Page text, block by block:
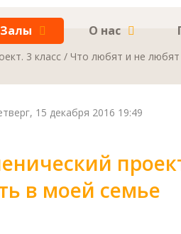
Залы О нас
3 класс / Что любят и не
15 декабря 2016 19:49
в моей семье